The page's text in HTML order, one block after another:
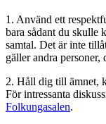
1. Använd ett
bara sådant du skulle
samtal. Det är inte
gäller andra
2. Håll dig till ämnet,
För intressanta
Folkungasalen.